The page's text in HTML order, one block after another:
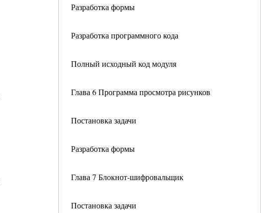
Разработка формы
Разработка программного кода
Полный исходный код модуля
Глава 6 Программа просмотра рисунков
Постановка задачи
Разработка формы
Глава 7 Блокнот-шифровальщик
Постановка задачи